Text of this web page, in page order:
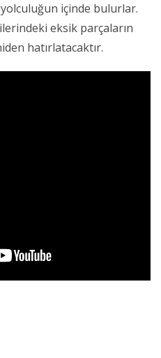
içinde bulurlar.
eksik parçaların
hatırlatacaktır.